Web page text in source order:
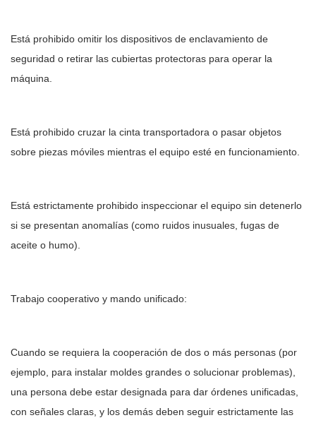
Está prohibido omitir los dispositivos de enclavamiento de
seguridad o retirar las cubiertas protectoras para operar la
máquina.
Está prohibido cruzar la cinta transportadora o pasar objetos
sobre piezas móviles mientras el equipo esté en funcionamiento.
Está estrictamente prohibido inspeccionar el equipo sin detenerlo
si se presentan anomalías (como ruidos inusuales, fugas de
aceite o humo).
Trabajo cooperativo y mando unificado:
Cuando se requiera la cooperación de dos o más personas (por
ejemplo, para instalar moldes grandes o solucionar problemas),
una persona debe estar designada para dar órdenes unificadas,
con señales claras, y los demás deben seguir estrictamente las